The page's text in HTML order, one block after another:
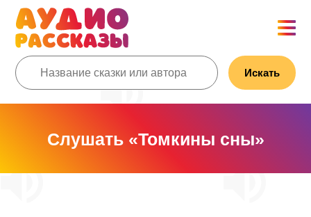
Искать
Слушать «Томкины сны»